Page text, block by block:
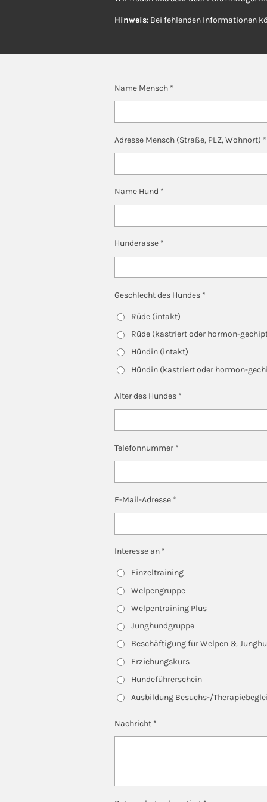
Hinweis: Bei fehlenden Informationen
Name Mensch *
Adresse Mensch (Straße, PLZ, Wohnort) *
Name Hund *
Hunderasse *
Geschlecht des Hundes *
Rüde (intakt)
Rüde (kastriert oder hormon-
Hündin (intakt)
Hündin (kastriert oder hormon-
Alter des Hundes *
Telefonnummer *
E-Mail-Adresse *
Interesse an *
Einzeltraining
Welpengruppe
Welpentraining Plus
Junghundgruppe
Beschäftigung für Welpen &
Erziehungskurs
Hundeführerschein
Ausbildung Besuchs-/
Nachricht *